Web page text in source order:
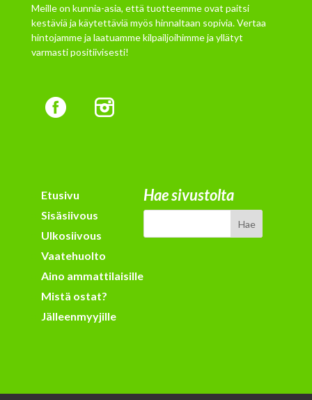
Meille on kunnia-asia, että tuotteemme ovat paitsi
kestäviä ja käytettäviä myös hinnaltaan sopivia. Vertaa
hintojamme ja laatuamme kilpailjoihimme ja yllätyt
varmasti positiivisesti!
Etusivu
Sisäsiivous
Ulkosiivous
Vaatehuolto
Aino ammattilaisille
Mistä ostat?
Jälleenmyyjille
Hae sivustolta